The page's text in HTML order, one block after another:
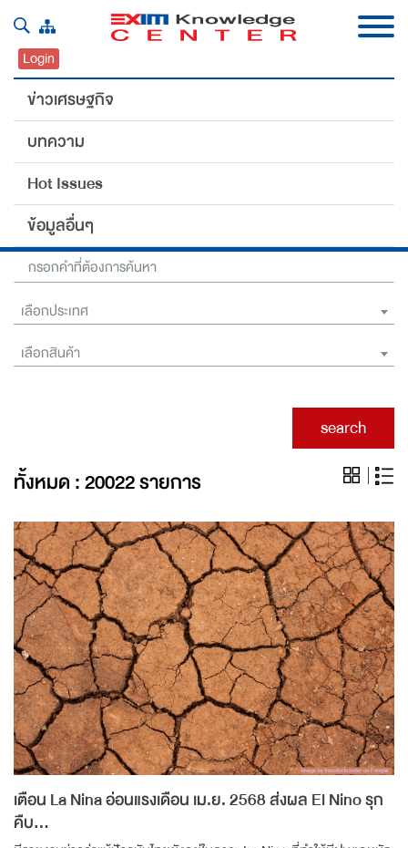
Login
ข่าวเศรษฐกิจ
บทความ
Hot Issues
ข้อมูลอื่นๆ
ข่าวเศรษฐกิจ
เลือกประเทศ
เลือกสินค้า
search
ทั้งหมด : 20022 รายการ
เตือน La Nina อ่อนแรงเดือน เม.ย. 2568 ส่งผล El Nino รุก
คืบ...